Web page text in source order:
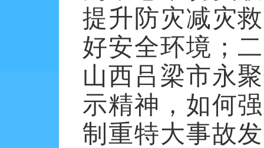
提升防灾减灾
好安全环境；
山西吕梁市永
示精神，如何
制重特大事故